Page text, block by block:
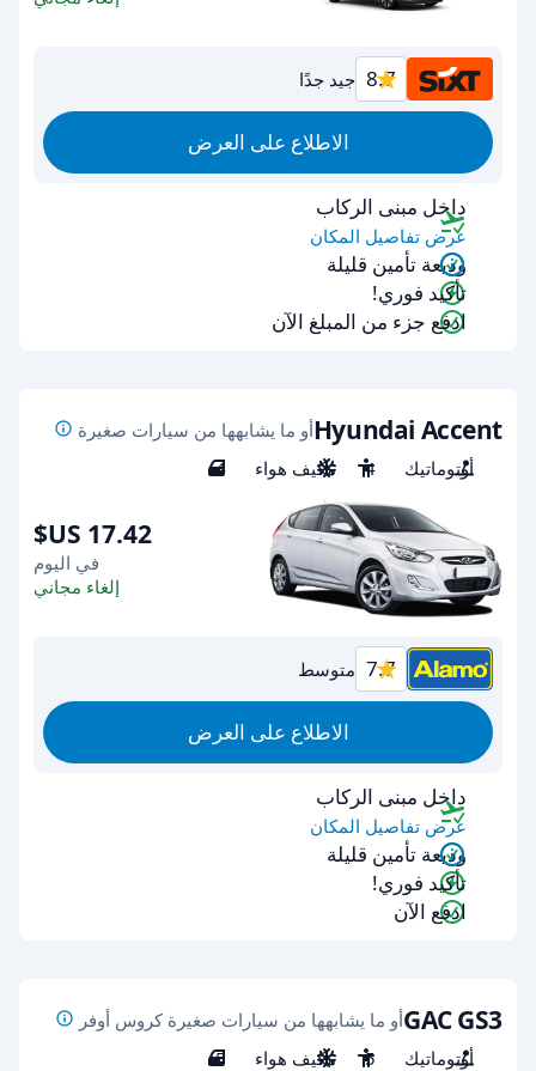
8.7 جيد جدًا
الاطلاع على العرض
داخل مبنى الركاب
عرض تفاصيل المكان
وديعة تأمين قليلة
تأكيد فوري!
ادفع جزء من المبلغ الآن
Hyundai Accentأو ما يشابهها من سيارات صغيرة
أوتوماتيك
4 مكيف هواء 4
في اليوم
إلغاء مجاني
7.7 متوسط
الاطلاع على العرض
داخل مبنى الركاب
عرض تفاصيل المكان
وديعة تأمين قليلة
تأكيد فوري!
ادفع الآن
GAC GS3أو ما يشابهها من سيارات صغيرة كروس أوفر
أوتوماتيك
5 مكيف هواء 5